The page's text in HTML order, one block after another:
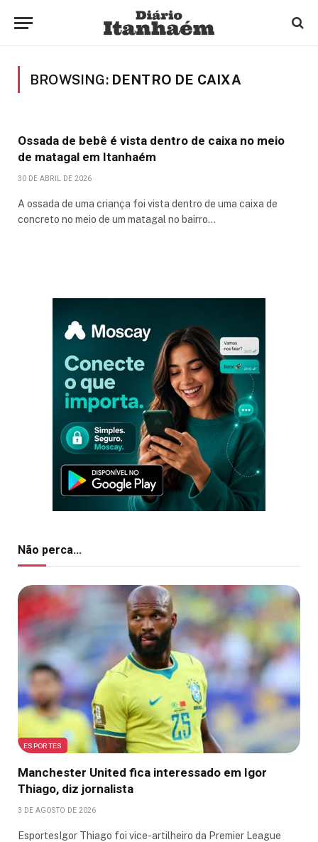
BROWSING: DENTRO DE CAIXA
Ossada de bebê é vista dentro de caixa no meio
de matagal em Itanhaém
30 DE ABRIL DE 2026
A ossada de uma criança foi vista dentro de uma caixa de
concreto no meio de um matagal no bairro…
Não perca...
ESPORTES
Manchester United fica interessado em Igor
Thiago, diz jornalista
3 DE AGOSTO DE 2026
EsportesIgor Thiago foi vice-artilheiro da Premier League